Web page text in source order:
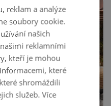
reklam a analýze
soubory cookie.
našich
reklamními
kteří je mohou
které
shromáždili
služeb.Více